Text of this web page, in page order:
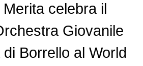
celebra il
Giovanile
Borrello al World